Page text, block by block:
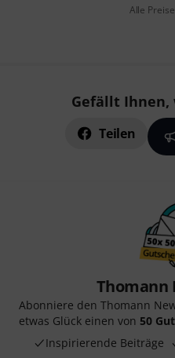
Alle
Gefällt Ihnen,
Teilen
Thomann
Abonniere den Thomann
etwas Glück einen von 50
Inspirierende Beiträge